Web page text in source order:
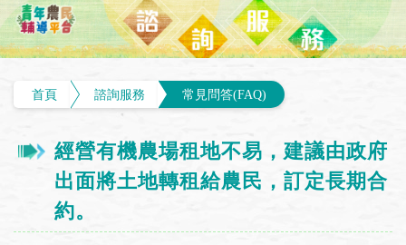
首頁 諮詢服務 常見問答(FAQ)
經營有機農場租地不易，建議由政府
出面將土地轉租給農民，訂定長期合
約。